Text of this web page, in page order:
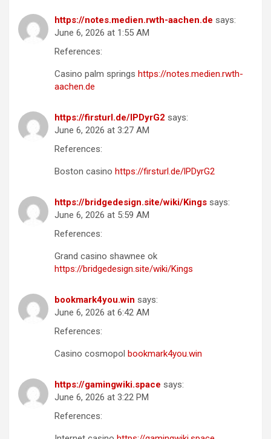
https://notes.medien.rwth-aachen.de says:
June 6, 2026 at 1:55 AM
References:
Casino palm springs https://notes.medien.rwth-
aachen.de
https://firsturl.de/lPDyrG2 says:
June 6, 2026 at 3:27 AM
References:
Boston casino https://firsturl.de/lPDyrG2
https://bridgedesign.site/wiki/Kings says:
June 6, 2026 at 5:59 AM
References:
Grand casino shawnee ok
https://bridgedesign.site/wiki/Kings
bookmark4you.win says:
June 6, 2026 at 6:42 AM
References:
Casino cosmopol bookmark4you.win
https://gamingwiki.space says:
June 6, 2026 at 3:22 PM
References: